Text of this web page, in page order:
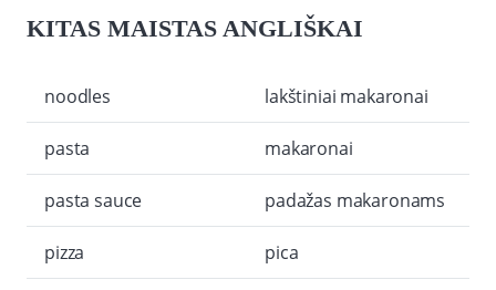
KITAS MAISTAS ANGLIŠKAI
noodles lakštiniai makaronai
pasta makaronai
pasta sauce padažas makaronams
pizza pica